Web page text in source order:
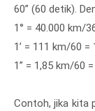
60” (60 detik).
1° = 40.000 km/
1’ = 111 km/60 =
1” = 1,85 km/60
Contoh, jika kita